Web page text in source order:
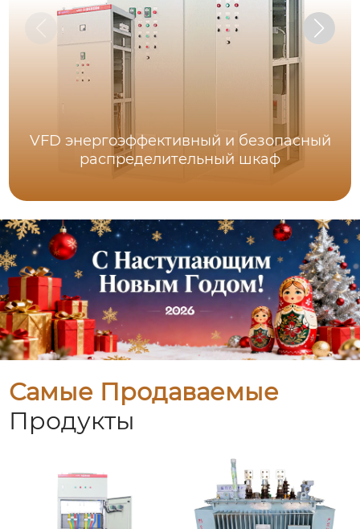
VFD энергоэффективный и безопасный
распределительный шкаф
Самые Продаваемые
Продукты